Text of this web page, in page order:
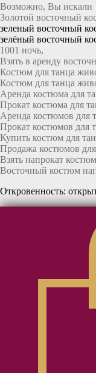
Возможно, Вы искали
Золотой восточный
зеленый восточный
зелёный восточный
1001 ночь,
Взять в аренду
Костюм для танца
Костюм для танца
Аренда костюма для
Прокат костюма для
Аренда костюмов для
Прокат костюмов для
Купить костюм для
Продажа костюмов
Взять напрокат
Восточный костюм
Откровенность: